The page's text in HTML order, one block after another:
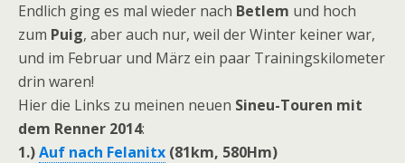
Endlich ging es mal wieder nach Betlem und hoch
zum Puig, aber auch nur, weil der Winter keiner war,
und im Februar und März ein paar Trainingskilometer
drin waren!
Hier die Links zu meinen neuen Sineu-Touren mit
dem Renner 2014:
1.)Auf nach Felanitx (81km, 580Hm)